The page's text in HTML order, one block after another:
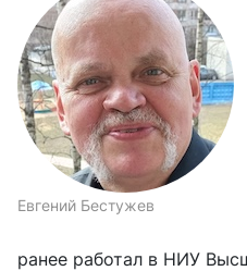
Евгений Бестужев
ранее работал в НИУ